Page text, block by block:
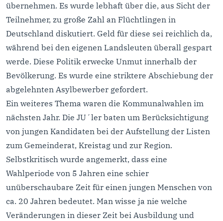
übernehmen. Es wurde lebhaft über die, aus Sicht der
Teilnehmer, zu große Zahl an Flüchtlingen in
Deutschland diskutiert. Geld für diese sei reichlich da,
während bei den eigenen Landsleuten überall gespart
werde. Diese Politik erwecke Unmut innerhalb der
Bevölkerung. Es wurde eine striktere Abschiebung der
abgelehnten Asylbewerber gefordert.
Ein weiteres Thema waren die Kommunalwahlen im
nächsten Jahr. Die JU´ler baten um Berücksichtigung
von jungen Kandidaten bei der Aufstellung der Listen
zum Gemeinderat, Kreistag und zur Region.
Selbstkritisch wurde angemerkt, dass eine
Wahlperiode von 5 Jahren eine schier
unüberschaubare Zeit für einen jungen Menschen von
ca. 20 Jahren bedeutet. Man wisse ja nie welche
Veränderungen in dieser Zeit bei Ausbildung und